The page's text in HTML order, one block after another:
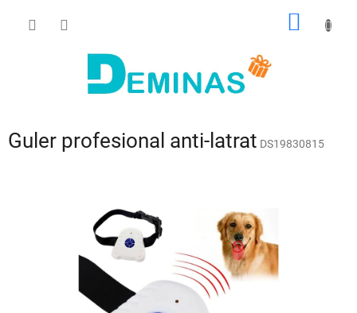
COŞ
Guler profesional anti-latrat DS19830815